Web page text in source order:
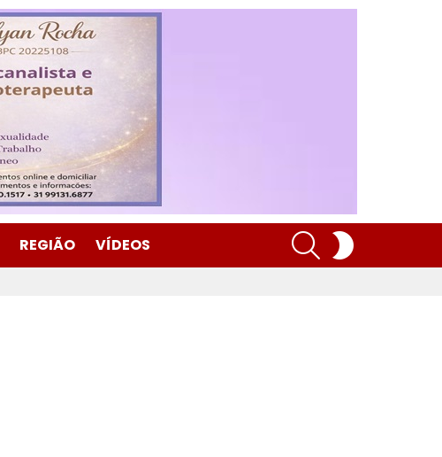
REGIÃO VÍDEOS
SEARCH